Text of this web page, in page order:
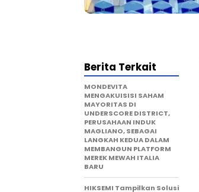
Berita Terkait
MONDEVITA
MENGAKUISISI SAHAM
MAYORITAS DI
UNDERSCORE DISTRICT,
PERUSAHAAN INDUK
MAGLIANO, SEBAGAI
LANGKAH KEDUA DALAM
MEMBANGUN PLATFORM
MEREK MEWAH ITALIA
BARU
HIKSEMI Tampilkan Solusi